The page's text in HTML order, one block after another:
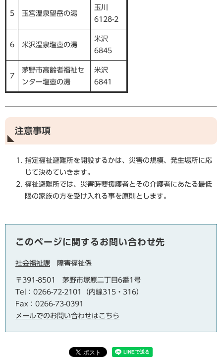
5 玉宮温泉望岳の湯
玉川
6128-2
6 米沢温泉塩壺の湯
米沢
6845
7
茅野市高齢者福祉セ
ンター塩壺の湯
米沢
6841
注意事項
指定福祉避難所を開設するかは、災害の規模、発生場所に応
じて決めていきます。
福祉避難所では、災害時要援護者とその介護者にあたる最低
限の家族の方を受け入れる事を原則とします。
このページに関するお問い合わせ先
社会福祉課 障害福祉係
〒391-8501
茅野市塚原二丁目6番1号
Tel：0266-72-2101（内線315・316）
Fax：0266-73-0391
メールでのお問い合わせはこちら